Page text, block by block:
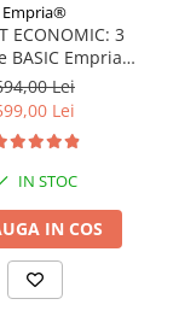
Empria®
ECONOMIC: 3
BASIC Empria
160X200 cm +
stabilizatoare
Lei
Lei
IN STOC
IN COS